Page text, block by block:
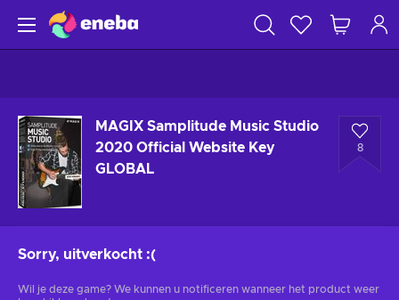
MAGIX Samplitude Music Studio
2020 Official Website Key
GLOBAL
8
Sorry, uitverkocht :(
Wil je deze game? We kunnen u notificeren wanneer het product weer